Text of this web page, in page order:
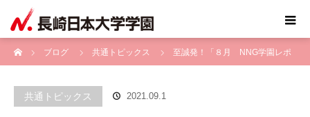
ブログ
共通トピックス 至誠発！「８月 NNG学園レポ
共通トピックス 2021.09.1